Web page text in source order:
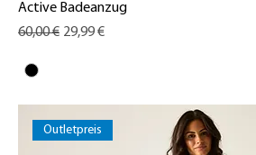
Active Badeanzug
Standardpreis
60,00 € Sale-Preis
29,99 €
Outletpreis